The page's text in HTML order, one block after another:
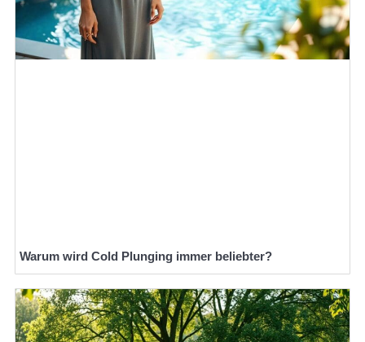
Warum wird Cold Plunging immer beliebter?